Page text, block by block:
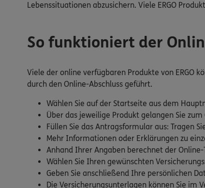
Lebenssituationen abzusichern. Viele ERGO
So funktioniert der
Viele der online verfügbaren Produkte von ERGO
durch den Online-Abschluss geführt.
Wählen Sie auf der Startseite aus dem
Über das jeweilige Produkt gelangen Sie
Füllen Sie das Antragsformular aus: Tragen
Mehr Informationen oder Erklärungen zu
Anhand Ihrer Angaben berechnet der
Wählen Sie Ihren gewünschten
Geben Sie anschließend Ihre persönlichen
Die Versicherungsunterlagen können Sie im